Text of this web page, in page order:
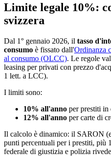
Limite legale 10%:
svizzera
Dal 1° gennaio 2026, il tasso
consumo è fissato dall'Ordinanza
al consumo (OLCC). Le regole
leasing per privati con prezzo
1 lett. a LCC).
I limiti sono:
10% all'anno per prestiti in
12% all'anno per carte di
Il calcolo è dinamico: il SARON
punti percentuali per i prestiti, più
federale di giustizia e polizia